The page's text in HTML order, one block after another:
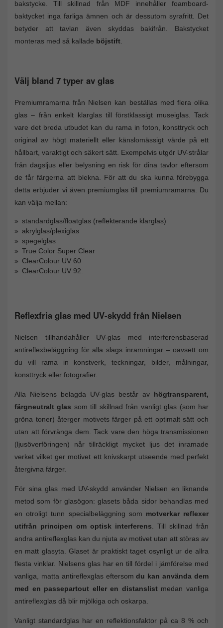
bakstycke. Till skillnad från MDF innehåller foamboard-
baktycket inga farliga ämnen och är dessutom syrafritt. Det
betyder att tavlan även skyddas bakifrån. Bakstycket
monteras med så kallade böjstift.
Välj bland 7 typer av glas
Premiumramarna från Nielsen kan beställas med flera olika
glas – från enkelt klarglas till förstklassigt museiglas. Tack
vare det breda utbudet kan du rama in foton, konsttryck och
original av högt materiellt eller känslomässigt värde på ett
hållbart, varaktigt och säkert sätt. Exempelvis utgör UV-strålar
från dagsljus eller belysning en risk för dina tavlor eftersom
de får färgerna att blekna. För att du ska kunna förebygga
detta erbjuder vi även premiumglas till premiumramarna. Du
kan välja mellan:
standardglas/floatglas (reflekterande klarglas)
akrylglas/plexiglas
spegelglas
True Color Super Clear
ClearColour UV 60
ClearColour UV 92.
Reflexfria glas med UV-skydd från Nielsen
Nielsen tillhandahåller UV-glas med interferensbaserad
antireflexbeläggning för alla slags inramningar – oavsett om
du vill rama in konstverk, teckningar, bilder, målningar,
konsttryck eller fotografier.
Alla Nielsens belagda UV-glas består av högtransparent,
färgneutralt glas som till skillnad från vanligt glas (som har
gröna toner) återger motivets färger på ett optimalt sätt och
utan att förvränga dem. Tack vare den höga transmissionen
(ljusöverföringen) når tillräckligt mycket ljus det inramade
verket vilket ger motivet ett knivskarpt utseende med perfekt
återgivna färger.
För sina glas med UV-skydd använder Nielsen en liknande
metod som för glasögon: glasets båda sidor behandlas med
en otroligt tunn specialbeläggning som motverkar reflexer
utifrån principen om optisk interferens . Till skillnad från
andra antireflexglas kan du njuta av motivet utan att störas av
en matt glasyta. Glaset är praktiskt taget osynligt ur de allra
flesta vinklar. Nielsens glas har en till fördel i jämförelse med
vanliga, matta antireflexglas eftersomdu kan använda dem
med en passepartout eller en distanslistmedan vanliga
antireflexglas då blir mjölkiga och oskarpa.
Vanligt standardglas har en reflektionsfaktor på ca 8 % och